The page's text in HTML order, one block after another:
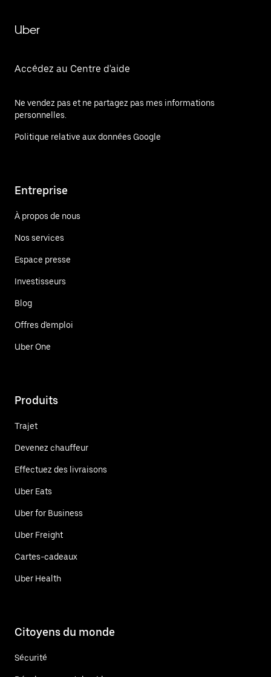
Uber
Accédez au Centre d'aide
Ne vendez pas et ne partagez pas mes informations
personnelles.
Politique relative aux données Google
Entreprise
À propos de nous
Nos services
Espace presse
Investisseurs
Blog
Offres d'emploi
Uber One
Produits
Trajet
Devenez chauffeur
Effectuez des livraisons
Uber Eats
Uber for Business
Uber Freight
Cartes-cadeaux
Uber Health
Citoyens du monde
Sécurité